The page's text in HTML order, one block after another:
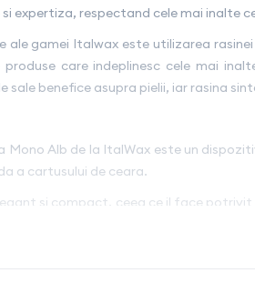
expertiza, respectand cele mai inalte
ale gamei Italwax este utilizarea
care indeplinesc cele mai
benefice asupra pielii, iar rasina
Mono Alb de la ItalWax este un
a cartusului de ceara.
si compact, ceea ce il face
de epilare.